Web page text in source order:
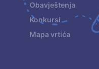
Obavještenja
Konkursi
Mapa vrtića